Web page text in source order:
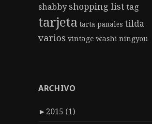
shabby shopping list tag
tarjeta tarta pañales tilda
varios vintage washi ningyou
ARCHIVO
►2015 (1)